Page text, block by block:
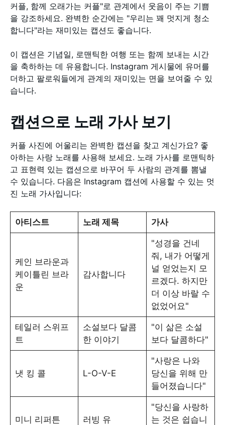
커플, 함께 오래가는 커플"로 관계에서 웃음이 주는 기쁨
을 강조하세요. 완벽한 순간에는 "우리는 꽤 멋지게 청소
합니다"라는 재미있는 캡션도 좋습니다.
이 캡션은 기념일, 로맨틱한 여행 또는 함께 보내는 시간
을 축하하는 데 유용합니다. Instagram 게시물에 유머를
더하고 팔로워들에게 관계의 재미있는 면을 보여줄 수 있
습니다.
캡션으로 노래 가사 보기
커플 사진에 어울리는 완벽한 캡션을 찾고 계신가요? 좋
아하는 사랑 노래를 사용해 보세요. 노래 가사를 로맨틱하
고 표현력 있는 캡션으로 바꾸어 두 사람의 관계를 뽐낼
수 있습니다. 다음은 Instagram 캡션에 사용할 수 있는 멋
진 노래 가사입니다:
아티스트 노래 제목 가사
케인 브라운과
케이틀린 브라
운
감사합니다
"성경을 건네
줘, 내가 어떻게
널 얻었는지 모
르겠다. 하지만
더 이상 바랄 수
없었어요"
테일러 스위프
트
소설보다 달콤
한 이야기
"이 삶은 소설
보다 달콤하다"
냇 킹 콜 L-O-V-E
"사랑은 나와
당신을 위해 만
들어졌습니다"
미니 리퍼튼 러빙 유
"당신을 사랑하
는 것은 쉽습니